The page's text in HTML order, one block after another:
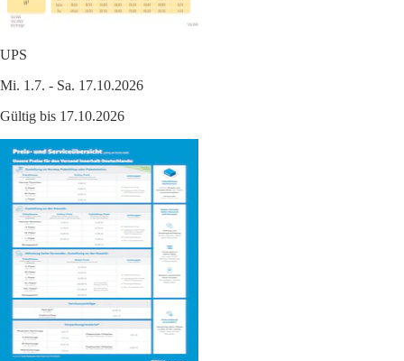
UPS
Mi. 1.7. - Sa. 17.10.2026
Gültig bis 17.10.2026